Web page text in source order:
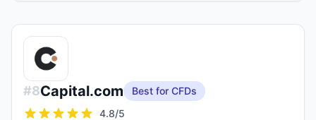
#8Capital.com
Best for CFDs
4.8/5